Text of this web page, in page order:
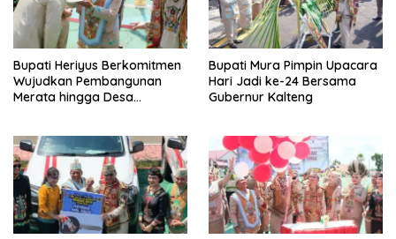
Bupati Heriyus Berkomitmen
Wujudkan Pembangunan
Merata hingga Desa
Bupati Mura Pimpin Upacara
Hari Jadi ke-24 Bersama
Gubernur Kalteng